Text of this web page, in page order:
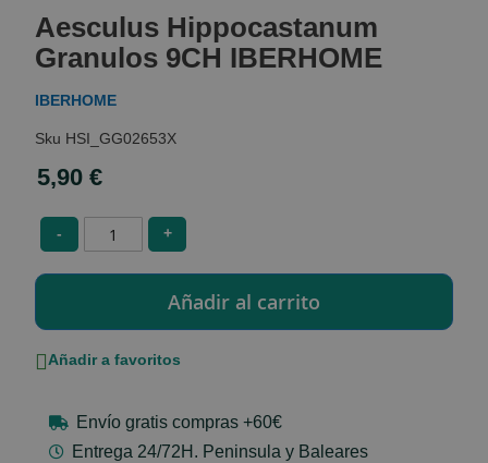
the
beginning
of
the
gallery
Aesculus Hippocastanum
Granulos 9CH IBERHOME
IBERHOME
HSI_GG02653X
5,90 €
- +
Añadir a favoritos
Envío gratis compras +60€
Entrega 24/72H. Peninsula y Baleares